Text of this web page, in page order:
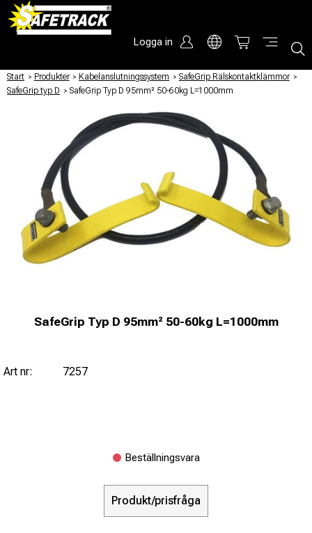
Logga in
Start / Produkter / Kabelanslutningssystem / SafeGrip Rälskontaktklämmor /
SafeGrip typ D / SafeGrip Typ D 95mm² 50-60kg L=1000mm
SafeGrip Typ D 95mm² 50-60kg L=1000mm
Art nr: 7257
Beställningsvara
Produkt/prisfråga